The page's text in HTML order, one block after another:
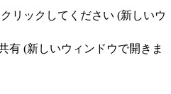
リックしてください (新しいウ
有 (新しいウィンドウで開きま